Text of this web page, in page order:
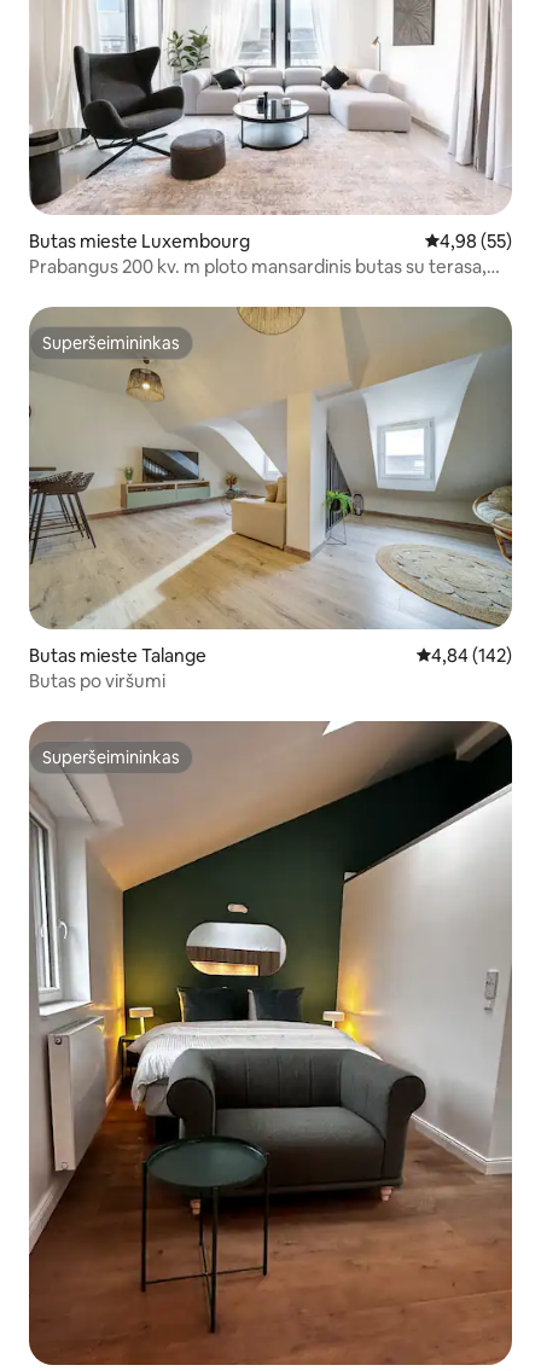
Butas mieste Luxembourg Vidutinis
4,98 (55)
Prabangus 200 kv. m ploto mansardinis butas su terasa,
Superšeimininkas
Superšeimininkas
Butas mieste Talange Vidutinis
4,84 (142)
Butas po viršumi
Superšeimininkas
Superšeimininkas